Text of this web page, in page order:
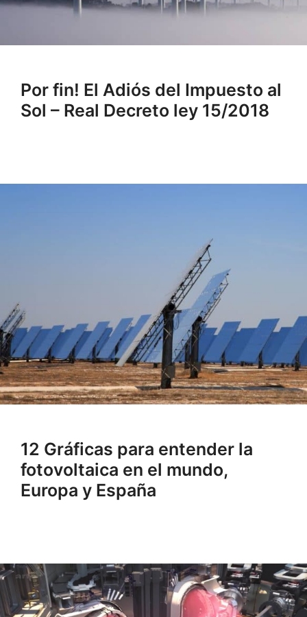
Por fin! El Adiós del Impuesto al
Sol – Real Decreto ley 15/2018
12 Gráficas para entender la
fotovoltaica en el mundo,
Europa y España